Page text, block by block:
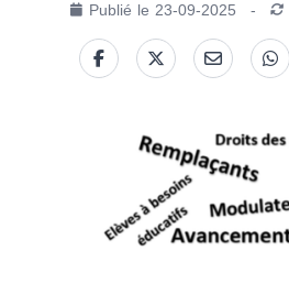
Publié le 23-09-2025 -